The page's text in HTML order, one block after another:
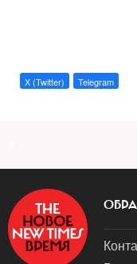
X (Twitter) Telegram